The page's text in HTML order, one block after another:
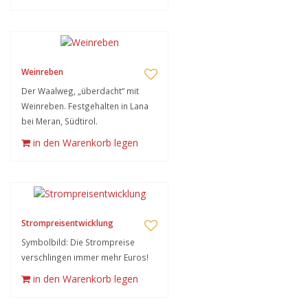
Weinreben
Der Waalweg, „überdacht“ mit
Weinreben. Festgehalten in Lana
bei Meran, Südtirol.
in den Warenkorb legen
Strompreisentwicklung
Symbolbild: Die Strompreise
verschlingen immer mehr Euros!
in den Warenkorb legen